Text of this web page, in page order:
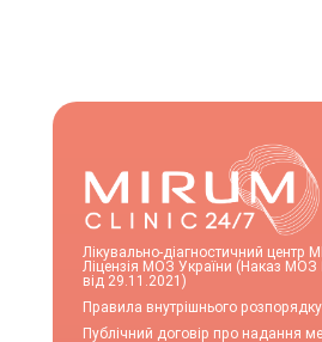
Лікувально-діагностичний центр
Ліцензія МОЗ України (Наказ
від 29.11.2021)
Правила внутрішнього розпорядку
Публічний договір про надання